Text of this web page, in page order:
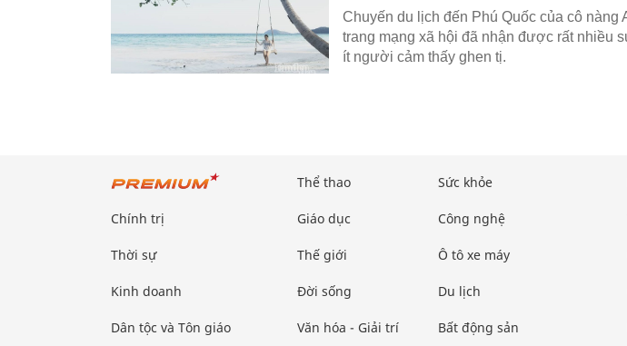
Chuyến du lịch đến Phú Quốc của cô nàng
trang mạng xã hội đã nhận được rất nhiều
ít người cảm thấy ghen tị.
Chính trị
Thời sự
Kinh doanh
Dân tộc và Tôn giáo
Thể thao
Giáo dục
Thế giới
Đời sống
Văn hóa - Giải trí
Sức khỏe
Công nghệ
Ô tô xe máy
Du lịch
Bất động sản